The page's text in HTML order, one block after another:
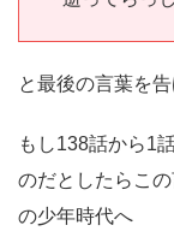
と最後の言葉を
もし138話から1
のだとしたらこ
の少年時代へ